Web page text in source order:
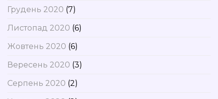
Грудень 2020 (7)
Листопад 2020 (6)
Жовтень 2020 (6)
Вересень 2020 (3)
Серпень 2020 (2)